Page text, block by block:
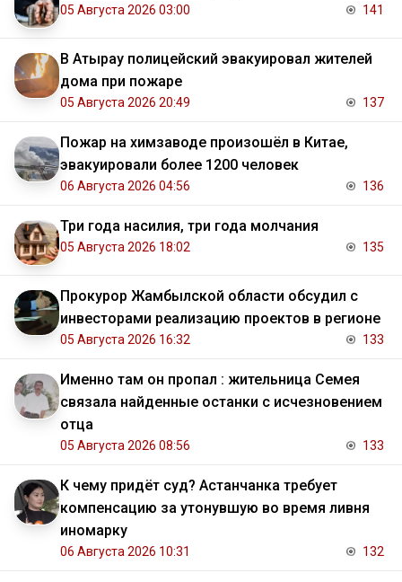
05 Августа 2026 03:00 141
В Атырау полицейский эвакуировал жителей
дома при пожаре
05 Августа 2026 20:49 137
Пожар на химзаводе произошёл в Китае,
эвакуировали более 1200 человек
06 Августа 2026 04:56 136
Три года насилия, три года молчания
05 Августа 2026 18:02 135
Прокурор Жамбылской области обсудил с
инвесторами реализацию проектов в регионе
05 Августа 2026 16:32 133
Именно там он пропал : жительница Семея
связала найденные останки с исчезновением
отца
05 Августа 2026 08:56 133
К чему придёт суд? Астанчанка требует
компенсацию за утонувшую во время ливня
иномарку
06 Августа 2026 10:31 132